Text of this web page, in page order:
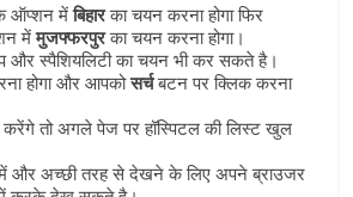
ऑप्‍शन मेंबिहारका चयन करना होगा फिर
मेंमुजफ्फरपुरका चयन करना होगा।
और स्‍पैशियलिटी का चयन भी कर सकते है।
होगा और आपकोसर्चबटन पर क्लिक करना
तो अगले पेज पर हॉस्पिटल की लिस्‍ट खुल
में और अच्‍छी तरह से देखने के लिए अपने ब्राउजर